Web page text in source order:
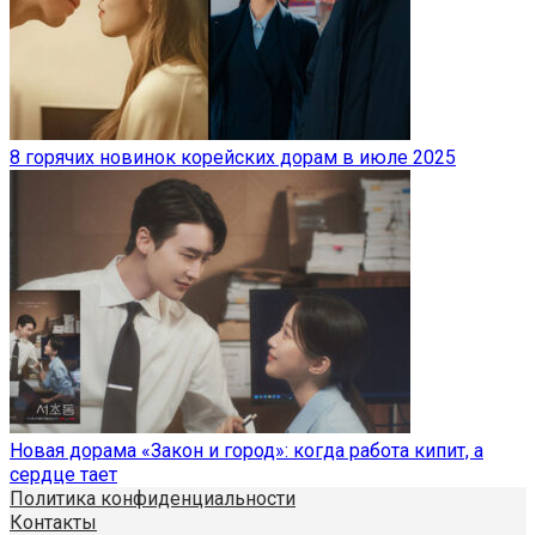
8 горячих новинок корейских дорам в июле 2025
Новая дорама «Закон и город»: когда работа кипит, а
сердце тает
Политика конфиденциальности
Контакты